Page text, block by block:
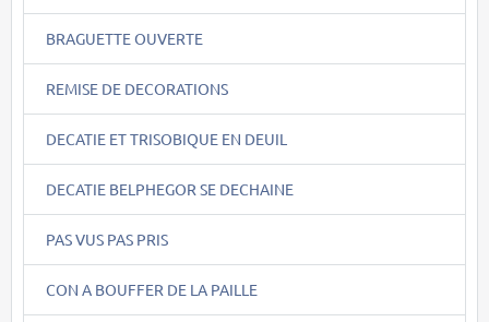
BRAGUETTE OUVERTE
REMISE DE DECORATIONS
DECATIE ET TRISOBIQUE EN DEUIL
DECATIE BELPHEGOR SE DECHAINE
PAS VUS PAS PRIS
CON A BOUFFER DE LA PAILLE